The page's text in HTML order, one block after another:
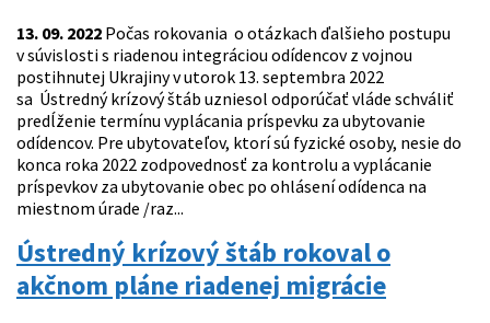
13. 09. 2022 Počas rokovania o otázkach ďalšieho postupu
v súvislosti s riadenou integráciou odídencov z vojnou
postihnutej Ukrajiny v utorok 13. septembra 2022
sa Ústredný krízový štáb uzniesol odporúčať vláde schváliť
predĺženie termínu vyplácania príspevku za ubytovanie
odídencov. Pre ubytovateľov, ktorí sú fyzické osoby, nesie do
konca roka 2022 zodpovednosť za kontrolu a vyplácanie
príspevkov za ubytovanie obec po ohlásení odídenca na
miestnom úrade /raz...
Ústredný krízový štáb rokoval o
akčnom pláne riadenej migrácie